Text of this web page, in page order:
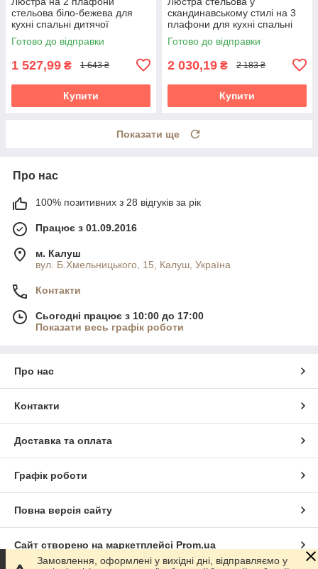
стельова біло-бежева для
кухні спальні дитячої
коридору Данко/2
Готово до відправки
1 527,99 ₴ 1 643 ₴
Купити
скандинавському стилі на 3
плафони для кухні спальні
дитячої коридору Данко/3
біло-бежева
Готово до відправки
2 030,19 ₴ 2 183 ₴
Купити
Показати ще
Про нас
100% позитивних з 28 відгуків за рік
Працює з 01.09.2016
м. Калуш
вул. Б.Хмельницького, 15, Калуш, Україна
Контакти
Сьогодні працює з 10:00 до 17:00
Показати весь графік роботи
Про нас
Контакти
Доставка та оплата
Графік роботи
Повна версія сайту
Сайт створено на маркетплейсі Prom.ua
Замовлення, оформлені у вихідні дні, відправляємо у